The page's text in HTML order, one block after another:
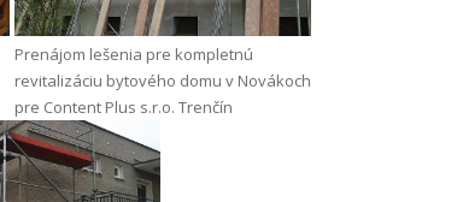
Prenájom lešenia pre kompletnú
revitalizáciu bytového domu v Novákoch
pre Content Plus s.r.o. Trenčín